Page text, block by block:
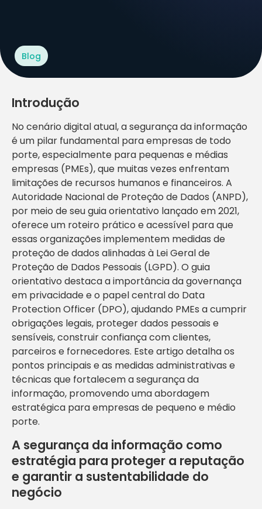
Blog
Introdução
No cenário digital atual, a segurança da informação
é um pilar fundamental para empresas de todo
porte, especialmente para pequenas e médias
empresas (PMEs), que muitas vezes enfrentam
limitações de recursos humanos e financeiros. A
Autoridade Nacional de Proteção de Dados (ANPD),
por meio de seu guia orientativo lançado em 2021,
oferece um roteiro prático e acessível para que
essas organizações implementem medidas de
proteção de dados alinhadas à Lei Geral de
Proteção de Dados Pessoais (LGPD). O guia
orientativo destaca a importância da governança
em privacidade e o papel central do Data
Protection Officer (DPO), ajudando PMEs a cumprir
obrigações legais, proteger dados pessoais e
sensíveis, construir confiança com clientes,
parceiros e fornecedores. Este artigo detalha os
pontos principais e as medidas administrativas e
técnicas que fortalecem a segurança da
informação, promovendo uma abordagem
estratégica para empresas de pequeno e médio
porte.
A segurança da informação como
estratégia para proteger a reputação
e garantir a sustentabilidade do
negócio